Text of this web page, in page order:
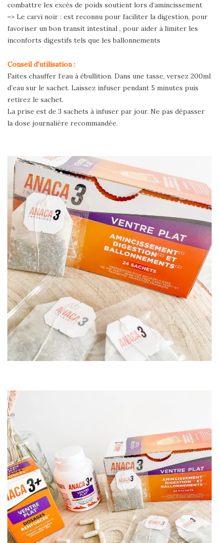
combattre les excès de poids soutient lors d’amincissement
=> Le carvi noir : est reconnu pour faciliter la digestion, pour
favoriser un bon transit intestinal , pour aider à limiter les
inconforts digestifs tels que les ballonnements
Conseil d'utilisation :
Faites chauffer l’eau à ébullition. Dans une tasse, versez 200ml
d’eau sur le sachet. Laissez infuser pendant 5 minutes puis
retirez le sachet.
La prise est de 3 sachets à infuser par jour. Ne pas dépasser
la dose journalière recommandée.